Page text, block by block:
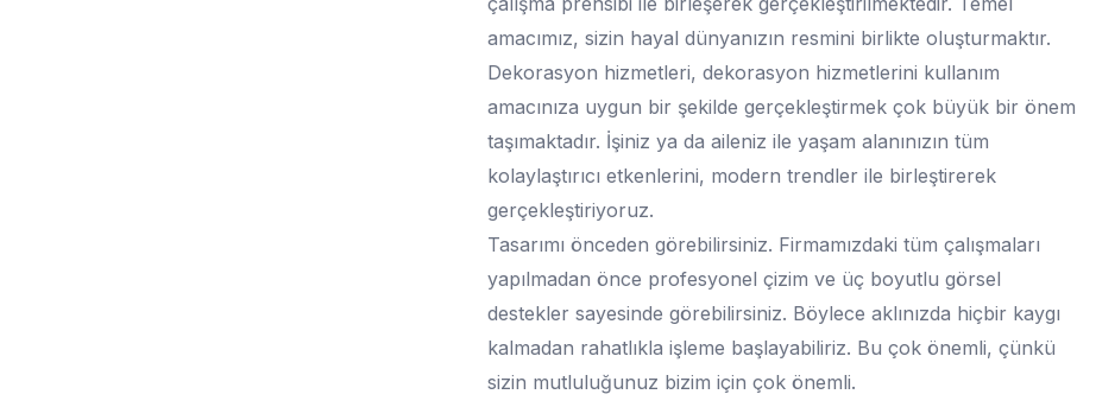
amacımız, sizin hayal dünyanızın resmini birlikte oluşturmaktır.
Dekorasyon hizmetleri, dekorasyon hizmetlerini kullanım
amacınıza uygun bir şekilde gerçekleştirmek çok büyük bir önem
taşımaktadır. İşiniz ya da aileniz ile yaşam alanınızın tüm
kolaylaştırıcı etkenlerini, modern trendler ile birleştirerek
gerçekleştiriyoruz.
Tasarımı önceden görebilirsiniz. Firmamızdaki tüm çalışmaları
yapılmadan önce profesyonel çizim ve üç boyutlu görsel
destekler sayesinde görebilirsiniz. Böylece aklınızda hiçbir kaygı
kalmadan rahatlıkla işleme başlayabiliriz. Bu çok önemli, çünkü
sizin mutluluğunuz bizim için çok önemli.